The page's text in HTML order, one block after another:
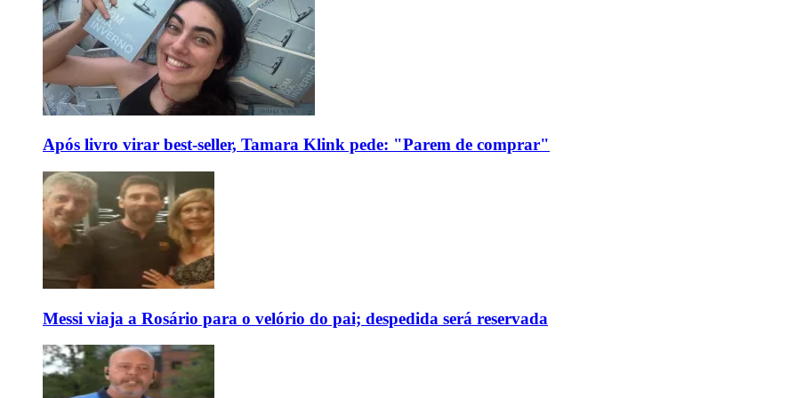
Após livro virar best-seller, Tamara Klink pede: "Parem de comprar"
Messi viaja a Rosário para o velório do pai; despedida será reservada